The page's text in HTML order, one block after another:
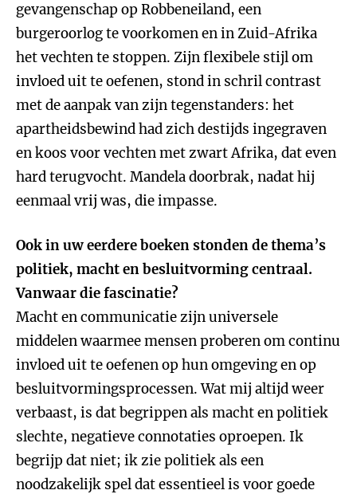
gevangenschap op Robbeneiland, een
burgeroorlog te voorkomen en in Zuid-Afrika
het vechten te stoppen. Zijn flexibele stijl om
invloed uit te oefenen, stond in schril contrast
met de aanpak van zijn tegenstanders: het
apartheidsbewind had zich destijds ingegraven
en koos voor vechten met zwart Afrika, dat even
hard terugvocht. Mandela doorbrak, nadat hij
eenmaal vrij was, die impasse.
Ook in uw eerdere boeken stonden de thema’s
politiek, macht en besluitvorming centraal.
Vanwaar die fascinatie?
Macht en communicatie zijn universele
middelen waarmee mensen proberen om continu
invloed uit te oefenen op hun omgeving en op
besluitvormingsprocessen. Wat mij altijd weer
verbaast, is dat begrippen als macht en politiek
slechte, negatieve connotaties oproepen. Ik
begrijp dat niet; ik zie politiek als een
noodzakelijk spel dat essentieel is voor goede